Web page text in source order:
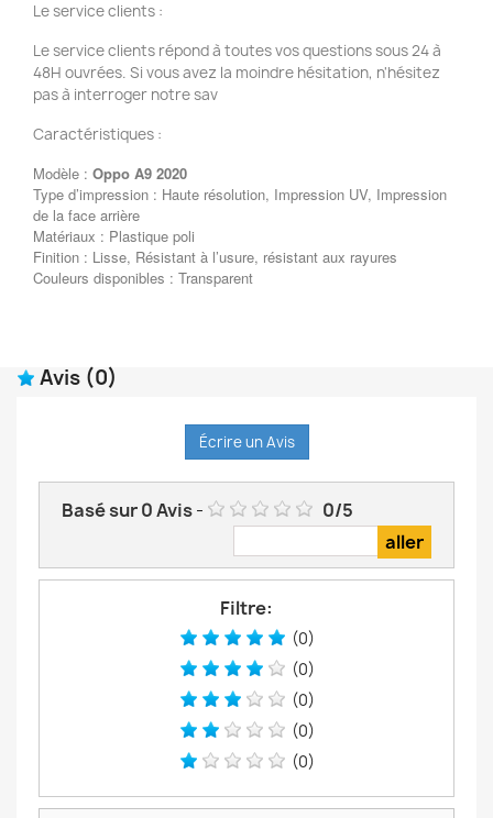
Le service clients :
Le service clients répond à toutes vos questions sous 24 à
48H ouvrées. Si vous avez la moindre hésitation, n'hésitez
pas à interroger notre sav
Caractéristiques :
Modèle : Oppo A9 2020
Type d’impression : Haute résolution, Impression UV, Impression
de la face arrière
Matériaux : Plastique poli
Finition : Lisse, Résistant à l’usure, résistant aux rayures
Couleurs disponibles : Transparent
Avis (0)
Écrire un Avis
Basé sur0Avis- 0/5
Filtre:
(0)
(0)
(0)
(0)
(0)